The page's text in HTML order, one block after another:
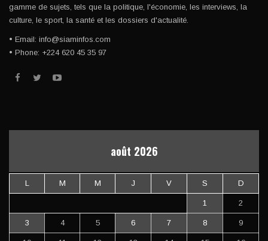
gamme de sujets, tels que la politique, l'économie, les interviews, la
culture, le sport, la santé et les dossiers d'actualité.
• Email: info@siaminfos.com
• Phone: +224 620 45 35 97
août 2026
L M M J V S D
1 2
3 4 5 6 7 8 9